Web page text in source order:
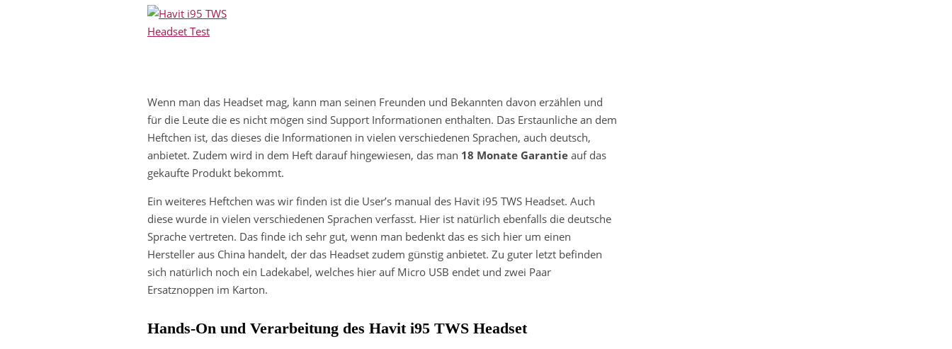
Wenn man das Headset mag, kann man seinen Freunden und Bekannten davon erzählen und
für die Leute die es nicht mögen sind Support Informationen enthalten. Das Erstaunliche an dem
Heftchen ist, das dieses die Informationen in vielen verschiedenen Sprachen, auch deutsch,
anbietet. Zudem wird in dem Heft darauf hingewiesen, das man 18 Monate Garantie auf das
gekaufte Produkt bekommt.
Ein weiteres Heftchen was wir finden ist die User’s manual des Havit i95 TWS Headset. Auch
diese wurde in vielen verschiedenen Sprachen verfasst. Hier ist natürlich ebenfalls die deutsche
Sprache vertreten. Das finde ich sehr gut, wenn man bedenkt das es sich hier um einen
Hersteller aus China handelt, der das Headset zudem günstig anbietet. Zu guter letzt befinden
sich natürlich noch ein Ladekabel, welches hier auf Micro USB endet und zwei Paar
Ersatznoppen im Karton.
Hands-On und Verarbeitung des Havit i95 TWS Headset